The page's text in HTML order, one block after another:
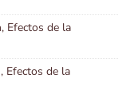
Efectos de la
Efectos de la